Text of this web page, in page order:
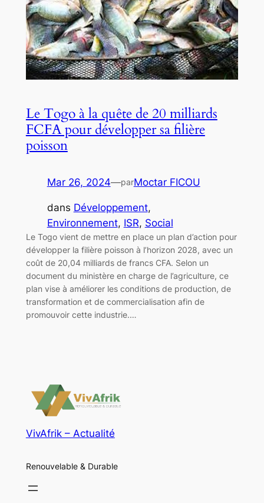
Le Togo à la quête de 20 milliards
FCFA pour développer sa filière
poisson
Mar 26, 2024—parMoctar FICOU
dans Développement
Environnement, ISR, Social
Le Togo vient de mettre en place un plan d’action pour
développer la filière poisson à l’horizon 2028, avec un
coût de 20,04 milliards de francs CFA. Selon un
document du ministère en charge de l’agriculture, ce
plan vise à améliorer les conditions de production, de
transformation et de commercialisation afin de
promouvoir cette industrie.…
VivAfrik – Actualité
Renouvelable & Durable